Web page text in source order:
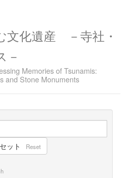
文化遺産 －寺社・
－
Memories of Tsunamis:
and Stone Monuments
ット Reset